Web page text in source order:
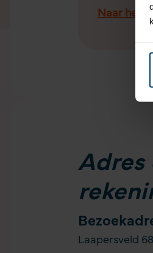
Naar het
Adres
Laapersveld 68